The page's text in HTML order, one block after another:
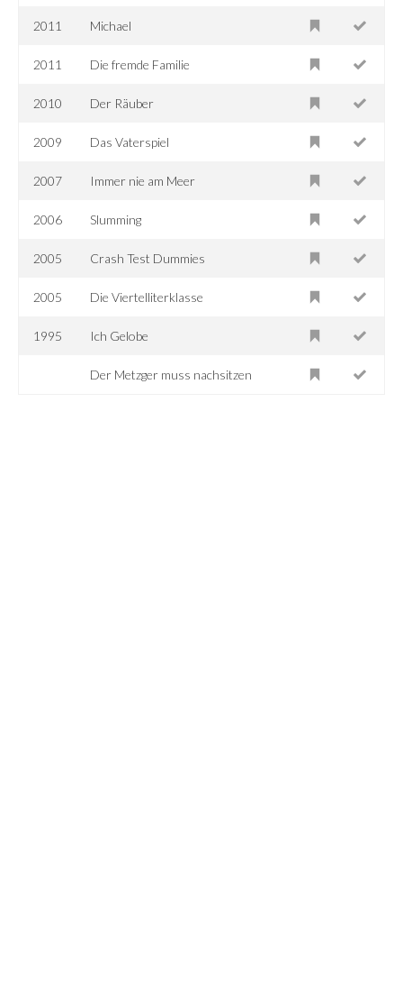
2011 Michael
2011 Die fremde Familie
2010 Der Räuber
2009 Das Vaterspiel
2007 Immer nie am Meer
2006 Slumming
2005 Crash Test Dummies
2005 Die Viertelliterklasse
1995 Ich Gelobe
Der Metzger muss nachsitzen